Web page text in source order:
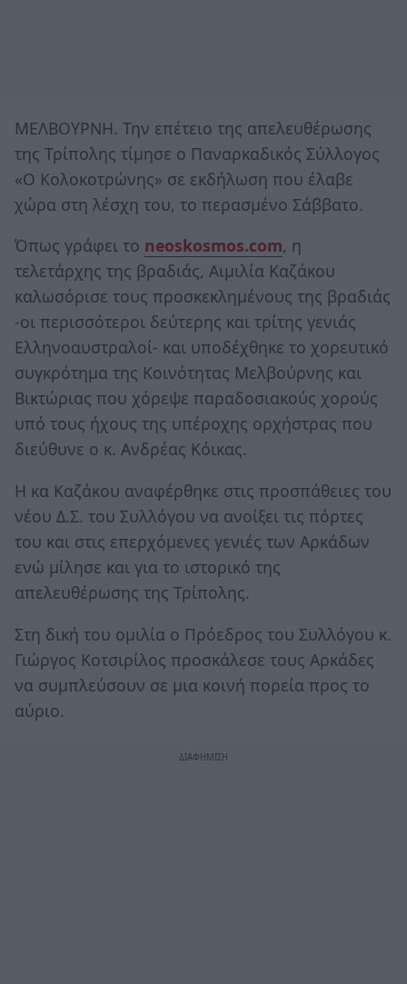
ΜΕΛΒΟΥΡΝΗ. Την επέτειο της απελευθέρωσης
της Τρίπολης τίμησε ο Παναρκαδικός Σύλλογος
«Ο Κολοκοτρώνης» σε εκδήλωση που έλαβε
χώρα στη λέσχη του, το περασμένο Σάββατο.
Όπως γράφει το neoskosmos.com, η
τελετάρχης της βραδιάς, Αιμιλία Καζάκου
καλωσόρισε τους προσκεκλημένους της βραδιάς
-οι περισσότεροι δεύτερης και τρίτης γενιάς
Ελληνοαυστραλοί- και υποδέχθηκε το χορευτικό
συγκρότημα της Κοινότητας Μελβούρνης και
Βικτώριας που χόρεψε παραδοσιακούς χορούς
υπό τους ήχους της υπέροχης ορχήστρας που
διεύθυνε ο κ. Ανδρέας Κόικας.
Η κα Καζάκου αναφέρθηκε στις προσπάθειες του
νέου Δ.Σ. του Συλλόγου να ανοίξει τις πόρτες
του και στις επερχόμενες γενιές των Αρκάδων
ενώ μίλησε και για το ιστορικό της
απελευθέρωσης της Τρίπολης.
Στη δική του ομιλία ο Πρόεδρος του Συλλόγου κ.
Γιώργος Κοτσιρίλος προσκάλεσε τους Αρκάδες
να συμπλεύσουν σε μια κοινή πορεία προς το
αύριο.